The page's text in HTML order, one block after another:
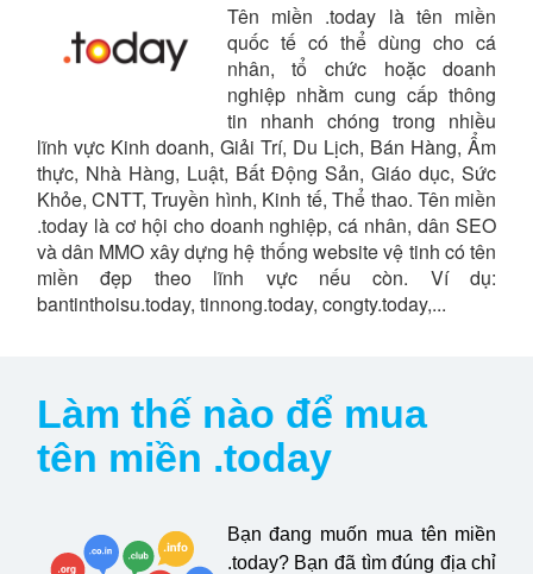
Tên miền .today là tên miền
quốc tế có thể dùng cho cá
nhân, tổ chức hoặc doanh
nghiệp nhằm cung cấp thông
tin nhanh chóng trong nhiều
lĩnh vực Kinh doanh, Giải Trí, Du Lịch, Bán Hàng, Ẩm
thực, Nhà Hàng, Luật, Bất Động Sản, Giáo dục, Sức
Khỏe, CNTT, Truyền hình, Kinh tế, Thể thao. Tên miền
.today là cơ hội cho doanh nghiệp, cá nhân, dân SEO
và dân MMO xây dựng hệ thống website vệ tinh có tên
miền đẹp theo lĩnh vực nếu còn. Ví dụ:
bantinthoisu.today, tinnong.today, congty.today,...
Làm thế nào để mua
tên miền .today
Bạn đang muốn mua tên miền
.today? Bạn đã tìm đúng địa chỉ